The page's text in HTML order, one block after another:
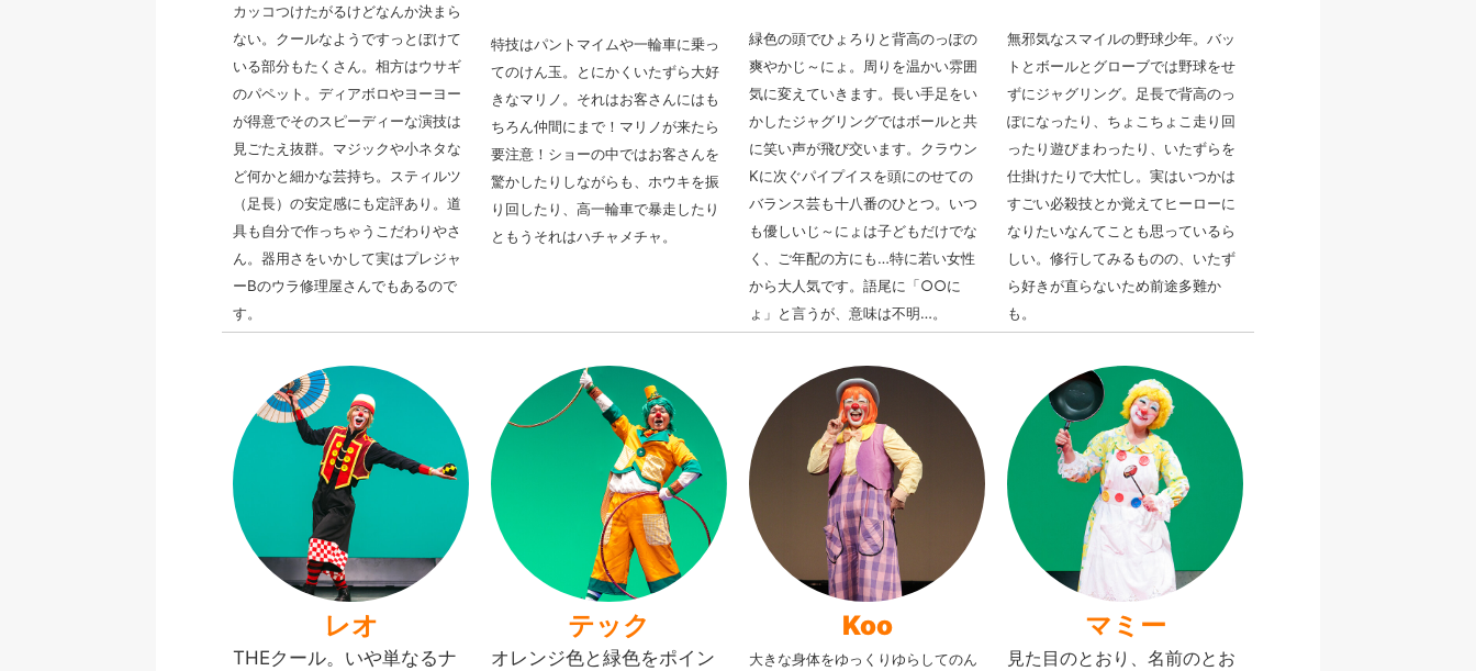
カッコつけたがるけどなんか決まら
ない。クールなようですっとぼけて
いる部分もたくさん。相方はウサギ
のパペット。 ディアボロやヨーヨー
が得意でそのスピーディーな演技は
見ごたえ抜群。マジックや小ネタな
ど何かと細かな芸持ち。スティルツ
（足長）の安定感にも定評あり。 道
具も自分で作っちゃうこだわりやさ
ん。器用さをいかして実はプレジャ
ーBのウラ修理屋さんでもあるので
す。
特技はパントマイムや一輪車に乗っ
てのけん玉。
とにかくいたずら大好
きなマリノ。それはお客さんにはも
ちろん仲間にまで！マリノが来たら
要注意！ ショーの中ではお客さんを
驚かしたりしながらも、ホウキを振
り回したり、高一輪車で暴走したり
ともうそれはハチャメチャ。
緑色の頭でひょろりと背高のっぽの
爽やかじ～にょ。周りを温かい雰囲
気に変えていきます。 長い手足をい
かしたジャグリングではボールと共
に笑い声が飛び交います。クラウン
Kに次ぐパイプイスを頭にのせての
バランス芸も十八番のひとつ。 いつ
も優しいじ～にょは子どもだけでな
く、ご年配の方にも…特に若い女性
から大人気です。 語尾に「○○に
ょ」と言うが、意味は不明…。
無邪気なスマイルの野球少年。バッ
トとボールとグローブでは野球をせ
ずにジャグリング。足長で背高のっ
ぽになったり、ちょこちょこ走り回
ったり遊びまわったり、いたずらを
仕掛けたりで大忙し。 実はいつかは
すごい必殺技とか覚えてヒーローに
なりたいなんてことも思っているら
しい。修行してみるものの、いたず
ら好きが直らないため前途多難か
も。
レオ
THEクール。いや単なるナ
テック
オレンジ色と緑色をポイン
Koo
大きな身体をゆっくりゆらしてのん
マミー
見た目のとおり、名前のとお